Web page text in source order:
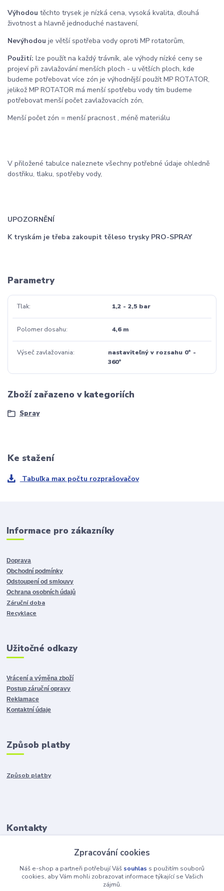
Výhodou těchto trysek je nízká cena, vysoká kvalita, dlouhá
životnost a hlavně jednoduché nastavení,
Nevýhodou je větší spotřeba vody oproti MP rotatorům,
Použití: lze použít na každý trávník, ale výhody nízké ceny se
projeví při zavlažování menších ploch - u větších ploch, kde
budeme potřebovat více zón je výhodnější použít MP ROTATOR,
jelikož MP ROTATOR má menší spotřebu vody tím budeme
potřebovat menší počet zavlažovacích zón,
Menší počet zón = menší pracnost , méně materiálu
V přiložené tabulce naleznete všechny potřebné údaje ohledně
dostřiku, tlaku, spotřeby vody,
UPOZORNĚNÍ
K tryskám je třeba zakoupit těleso trysky PRO-SPRAY
Parametry
Tlak 1,2 - 2,5 bar
Polomer dosahu 4,6 m
Výseč zavlažovania
nastaviteľný v rozsahu 0° -
360°
Zboží zařazeno v kategoriích
Spray
Ke stažení
Tabuľka max počtu rozprašovačov
Informace pro zákazníky
Doprava
Obchodní podmínky
Odstoupení od smlouvy
Ochrana osobních údajů
Záruční doba
Recyklace
Užitočné odkazy
Vrácení a výměna zboží
Postup záruční opravy
Reklamace
Kontaktní údaje
Způsob platby
Způsob platby
Kontakty
Po-Pia 8:00-15:00
Zpracování cookies
Náš e-shop a partneři potřebují Váš souhlas s použitím souborů
cookies, aby Vám mohli zobrazovat informace týkající se Vašich
zájmů.